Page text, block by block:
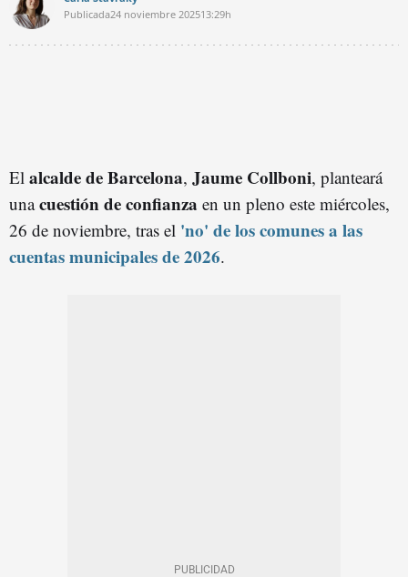
Publicada24 noviembre 202513:29h
El alcalde de Barcelona, Jaume Collboni, planteará
unacuestión de confianza en un pleno este miércoles,
26 de noviembre, tras el 'no' de los comunes a las
cuentas municipales de 2026.